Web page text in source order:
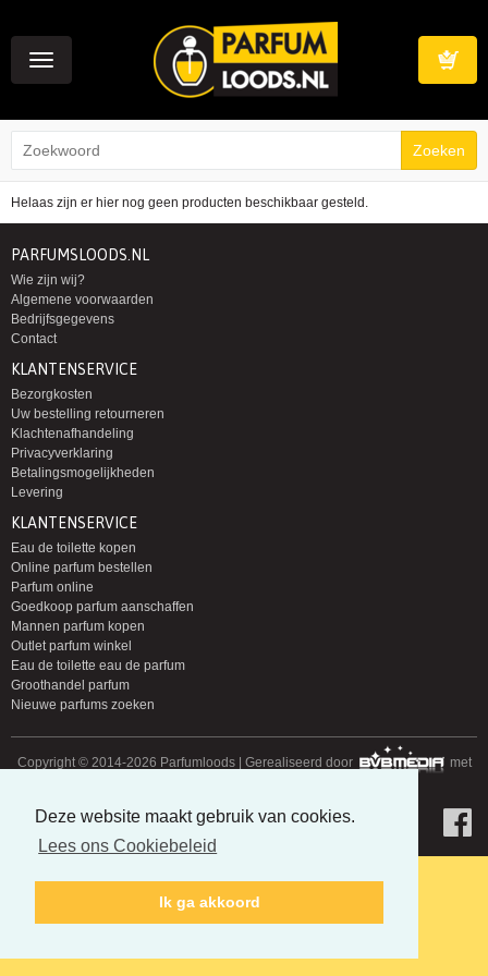
Deze website maakt gebruik van cookies.
Lees ons Cookiebeleid
Ik ga akkoord
Toggle
navigation
Helaas zijn er hier nog geen producten beschikbaar gesteld.
PARFUMSLOODS.NL
Wie zijn wij?
Algemene voorwaarden
Bedrijfsgegevens
Contact
KLANTENSERVICE
Bezorgkosten
Uw bestelling retourneren
Klachtenafhandeling
Privacyverklaring
Betalingsmogelijkheden
Levering
KLANTENSERVICE
Eau de toilette kopen
Online parfum bestellen
Parfum online
Goedkoop parfum aanschaffen
Mannen parfum kopen
Outlet parfum winkel
Eau de toilette eau de parfum
Groothandel parfum
Nieuwe parfums zoeken
Copyright © 2014-2026 Parfumloods | Gerealiseerd door met